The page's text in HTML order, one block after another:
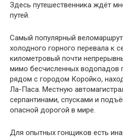
Здесь путешественника ждёт
путей.
Самый популярный
холодного горного перевала к
километровый почти
мимо бесчисленных водопадов
рядом с городом Коройко,
Ла-Паса. Местную
серпантинами, спусками и
опасной дорогой в мире.
Для опытных гонщиков есть